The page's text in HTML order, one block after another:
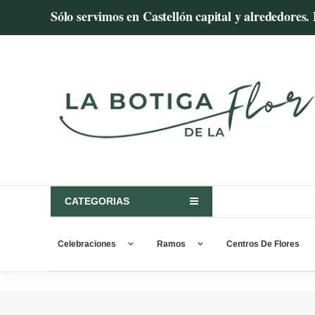
Sólo servimos en Castellón capital y
flores
Castellón
Regalar
flores
CATEGORIAS
Celebraciones Ramos Centros De Flores